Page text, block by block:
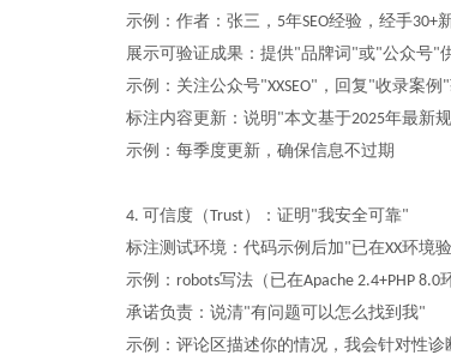
示例：作者：张三， 5年SEO经验，经手30+
展示可验证成果：提供"品牌词 "或"公众号"
示例：关注公众号"XXSEO" ，回复 "收录案例 "
标注内容更新：说明 "本文基于2025年最新
示例：每季度更新，确保信息不过期
4. 可信度（Trust）：证明 "我安全可靠"
标注测试环境：代码示例后加"已在XX环境
示例： robots写法（已在Apache 2.4+PHP 8.0
承诺负责：说清"有问题可以怎么找到我"
示例：评论区描述你的情况，我会针对性诊